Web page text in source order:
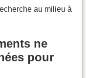
au milieu à
ne
pour